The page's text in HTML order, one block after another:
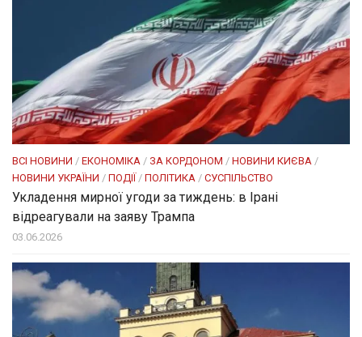
ВСІ НОВИНИ / ЕКОНОМІКА / ЗА КОРДОНОМ / НОВИНИ КИЄВА /
НОВИНИ УКРАЇНИ / ПОДІЇ / ПОЛІТИКА / СУСПІЛЬСТВО
Укладення мирної угоди за тиждень: в Ірані
відреагували на заяву Трампа
03.06.2026